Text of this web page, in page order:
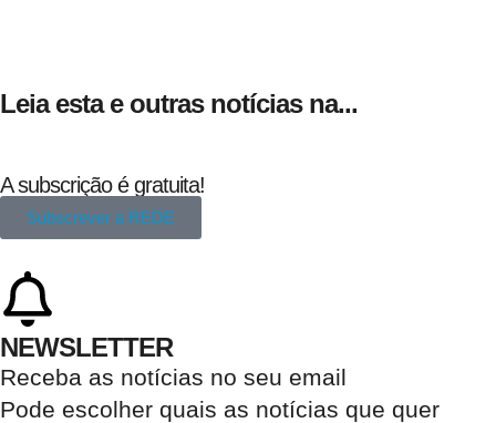
Leia esta e outras notícias na...
A subscrição é gratuita!
Subscrever a REDE
NEWSLETTER
Receba as notícias no seu email​
Pode escolher quais as notícias que quer